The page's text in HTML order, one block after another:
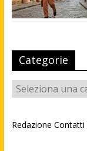
Categorie
Categorie
Redazione Contatti